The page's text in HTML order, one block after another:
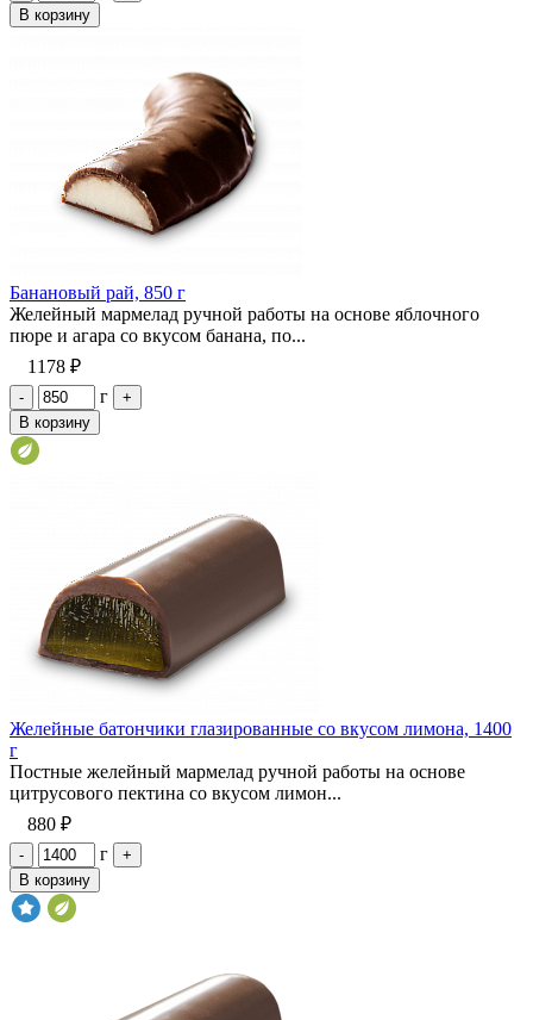
В корзину
Банановый рай, 850 г
Желейный мармелад ручной работы на основе яблочного
пюре и агара со вкусом банана, по...
1178 ₽
- г
+
В корзину
Желейные батончики глазированные со вкусом лимона, 1400
г
Постные желейный мармелад ручной работы на основе
цитрусового пектина со вкусом лимон...
880 ₽
- г
+
В корзину